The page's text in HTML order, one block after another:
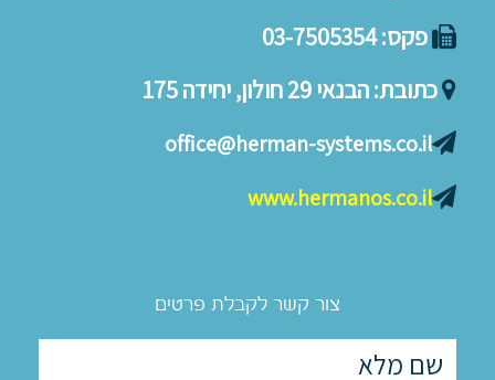
פקס:03-7505354
כתובת:הבנאי 29 חולון, יחידה 175
office@herman-systems.co.il
www.hermanos.co.il
צור קשר לקבלת פרטים